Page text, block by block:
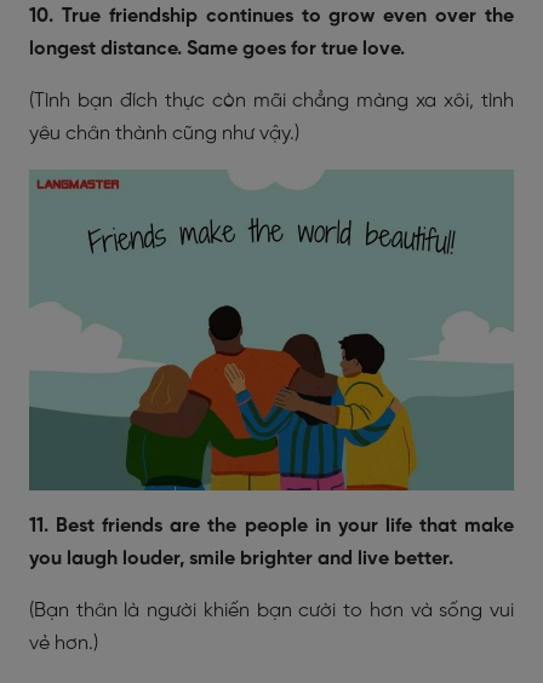
10. True friendship continues to grow even over the
longest distance. Same goes for true love.
(Tình bạn đích thực còn mãi chẳng màng xa xôi, tình
yêu chân thành cũng như vậy.)
11. Best friends are the people in your life that make
you laugh louder, smile brighter and live better.
(Bạn thân là người khiến bạn cười to hơn và sống vui
vẻ hơn.)